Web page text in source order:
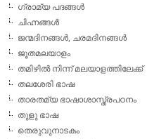
ഗ്രാമ്യ പദങ്ങള്‍
ചിഹ്നങ്ങള്‍
ജന്മദിനങ്ങള്‍, ചരമദിനങ്ങള്‍
ജൂതമലയാളം
തമിഴില്‍ നിന്ന് മലയാളത്തിലേക്ക്
തലശേരി ഭാഷ
താരതമ്യ ഭാഷാശാസ്ത്രപഠനം
തുളു ഭാഷ
തെരുവുനാടകം